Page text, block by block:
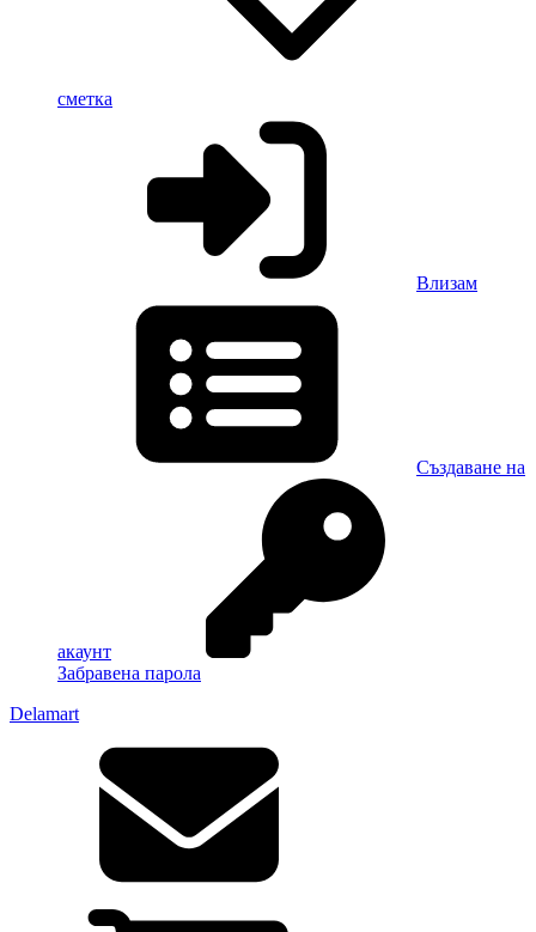
сметка
Влизам
Създаване на
акаунт
Забравена парола
Delamart